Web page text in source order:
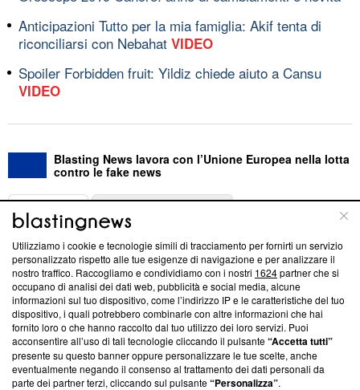
Anticipazioni Tutto per la mia famiglia: Akif tenta di
riconciliarsi con Nebahat VIDEO
Spoiler Forbidden fruit: Yildiz chiede aiuto a Cansu
VIDEO
Blasting News lavora con l’Unione Europea nella lotta
contro le fake news
ABOUT
Questa sezione offre informazioni trasparenti su Blasting
News, sui nostri processi editoriali e su come ci impegniamo a
creare news di qualità. Inoltre, afferma la nostra aderenza a
‘Trust Project - News with Integrity’Blasting News non è
ancora membro del programma, ma ha richiesto di farne
parte; Trust Project non ha ancora effettuato una verifica di
conformità agli standard.
Utilizziamo i cookie e tecnologie simili di tracciamento per fornirti un servizio
personalizzato rispetto alle tue esigenze di navigazione e per analizzare il
nostro traffico. Raccogliamo e condividiamo con i nostri 1624partner che si
occupano di analisi dei dati web, pubblicità e social media, alcune
informazioni sul tuo dispositivo, come l’indirizzo IP e le caratteristiche del tuo
dispositivo, i quali potrebbero combinarle con altre informazioni che hai
fornito loro o che hanno raccolto dal tuo utilizzo dei loro servizi. Puoi
acconsentire all’uso di tali tecnologie cliccando il pulsante“Accetta tutti”
presente su questo banner oppure personalizzare le tue scelte, anche
eventualmente negando il consenso al trattamento dei dati personali da
parte dei partner terzi, cliccando sul pulsante“Personalizza”.